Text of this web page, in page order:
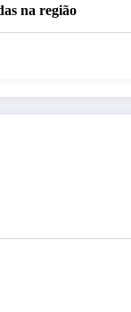
na região